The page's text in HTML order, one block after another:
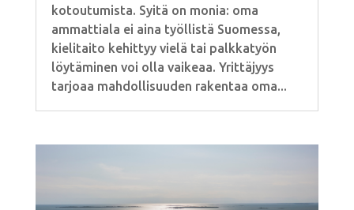
kotoutumista. Syitä on monia: oma
ammattiala ei aina työllistä Suomessa,
kielitaito kehittyy vielä tai palkkatyön
löytäminen voi olla vaikeaa. Yrittäjyys
tarjoaa mahdollisuuden rakentaa oma...